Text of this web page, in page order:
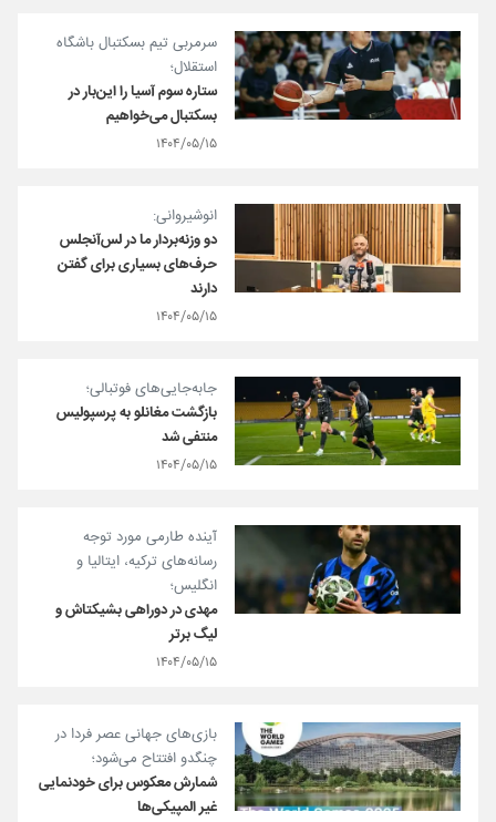
سرمربی تیم بسکتبال باشگاه
استقلال؛
ستاره سوم آسیا را این‌بار در
بسکتبال می‌خواهیم
۱۴۰۴/۰۵/۱۵
انوشیروانی:
دو وزنه‌بردار ما در لس‌آنجلس
حرف‌های بسیاری برای گفتن
دارند
۱۴۰۴/۰۵/۱۵
جابه‌جایی‌های فوتبالی؛
بازگشت مغانلو به پرسپولیس
منتفی شد
۱۴۰۴/۰۵/۱۵
آینده طارمی مورد توجه
رسانه‌های ترکیه، ایتالیا و
انگلیس؛
مهدی در دوراهی بشیکتاش و
لیگ برتر
۱۴۰۴/۰۵/۱۵
بازی‌های جهانی عصر فردا در
چنگدو افتتاح می‌شود؛
شمارش معکوس برای خودنمایی
غیر المپیکی‌ها